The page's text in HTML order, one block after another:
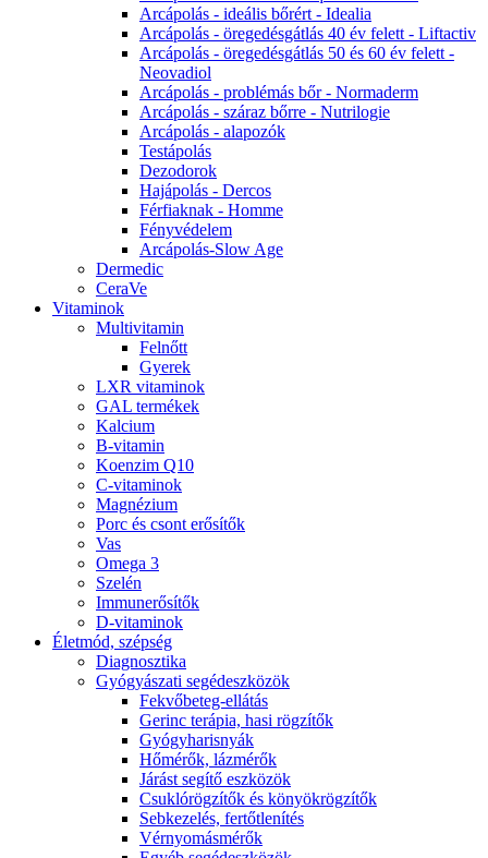
Arcápolás - ideális bőrért - Idealia
Arcápolás - öregedésgátlás 40 év felett - Liftactiv
Arcápolás - öregedésgátlás 50 és 60 év felett -
Neovadiol
Arcápolás - problémás bőr - Normaderm
Arcápolás - száraz bőrre - Nutrilogie
Arcápolás - alapozók
Testápolás
Dezodorok
Hajápolás - Dercos
Férfiaknak - Homme
Fényvédelem
Arcápolás-Slow Age
Dermedic
CeraVe
Vitaminok
Multivitamin
Felnőtt
Gyerek
LXR vitaminok
GAL termékek
Kalcium
B-vitamin
Koenzim Q10
C-vitaminok
Magnézium
Porc és csont erősítők
Vas
Omega 3
Szelén
Immunerősítők
D-vitaminok
Életmód, szépség
Diagnosztika
Gyógyászati segédeszközök
Fekvőbeteg-ellátás
Gerinc terápia, hasi rögzítők
Gyógyharisnyák
Hőmérők, lázmérők
Járást segítő eszközök
Csuklórögzítők és könyökrögzítők
Sebkezelés, fertőtlenítés
Vérnyomásmérők